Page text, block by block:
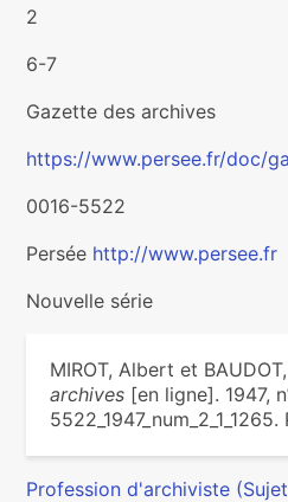
2
6-7
Gazette des archives
https://www.persee.fr/doc/
0016-5522
Persée http://www.persee.fr
Nouvelle série
MIROT, Albert et
archives [en ligne]. 1947, n
Profession d'archiviste